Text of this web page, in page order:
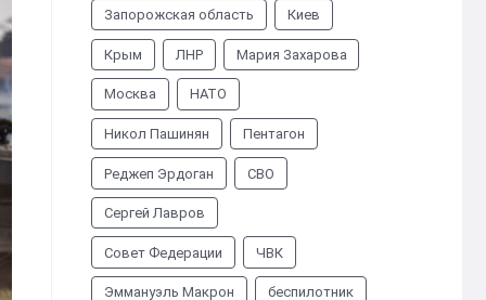
Запорожская область Киев
Крым ЛНР Мария Захарова
Москва НАТО
Никол Пашинян Пентагон
Реджеп Эрдоган СВО
Сергей Лавров
Совет Федерации ЧВК
Эммануэль Макрон беспилотник